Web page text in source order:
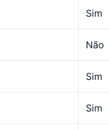
Sim
Não
Sim
Sim